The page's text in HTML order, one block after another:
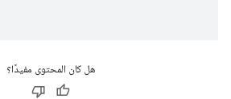
هل كان المحتوى مفيدًا؟